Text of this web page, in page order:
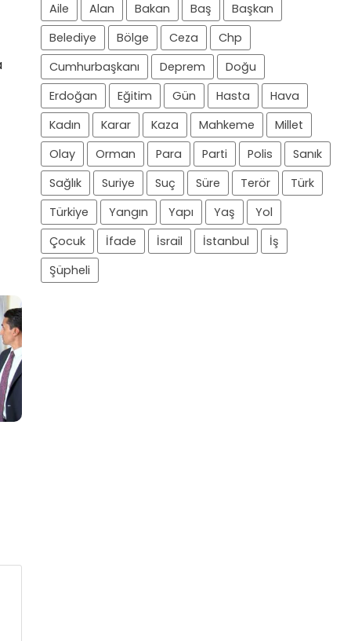
Aile Alan Bakan Baş
Başkan
Belediye
Bölge Ceza
Chp
Cumhurbaşkanı
Deprem
Doğu
Erdoğan
Eğitim Gün Hasta
Hava
Kadın
Karar Kaza Mahkeme
Millet
Olay
Orman Para Parti Polis
Sanık
Sağlık
Suriye Suç Süre Terör
Türk
Türkiye
Yangın Yapı Yaş
Yol
Çocuk
İfade İsrail İstanbul
İş
Şüpheli